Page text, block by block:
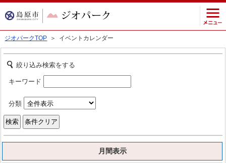
ジオパークTOP ＞ イベントカレンダー
絞り込み検索をする
キーワード
分類
月間表示